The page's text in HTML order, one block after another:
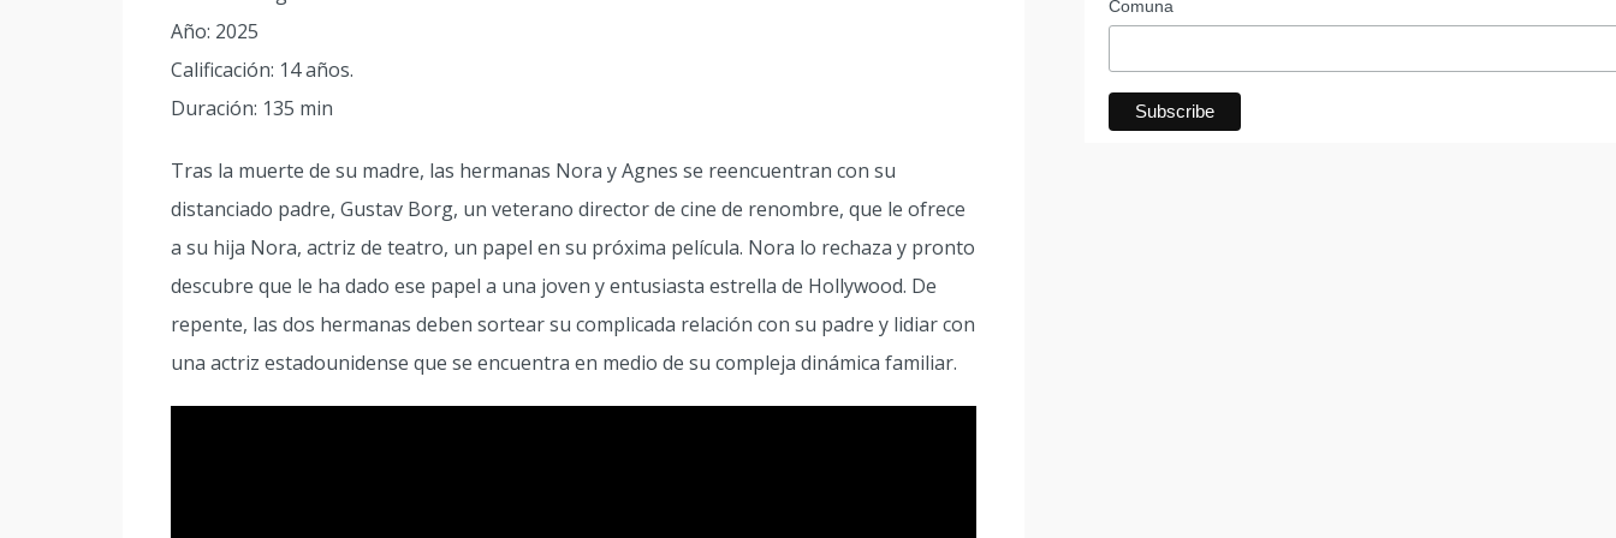
Año: 2025
Calificación: 14 años.
Duración: 135 min
Tras la muerte de su madre, las hermanas Nora y Agnes se reencuentran con su
distanciado padre, Gustav Borg, un veterano director de cine de renombre, que le ofrece
a su hija Nora, actriz de teatro, un papel en su próxima película. Nora lo rechaza y pronto
descubre que le ha dado ese papel a una joven y entusiasta estrella de Hollywood. De
repente, las dos hermanas deben sortear su complicada relación con su padre y lidiar con
una actriz estadounidense que se encuentra en medio de su compleja dinámica familiar.
Comuna